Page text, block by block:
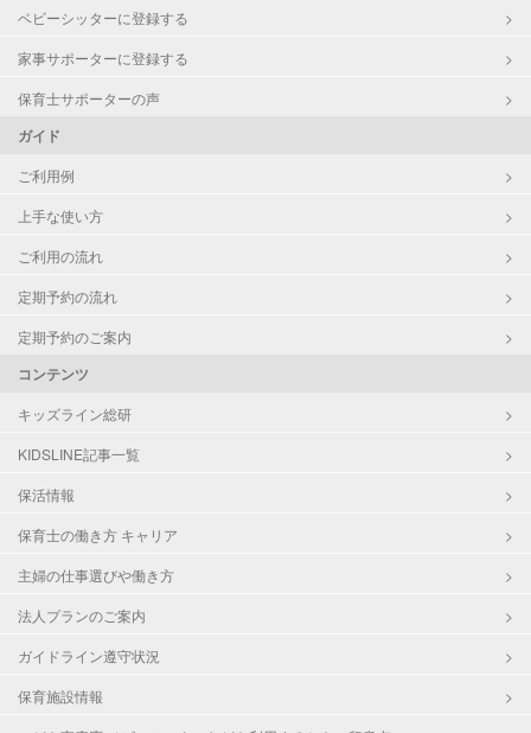
ベビーシッターに登録する
家事サポーターに登録する
保育士サポーターの声
ガイド
ご利用例
上手な使い方
ご利用の流れ
定期予約の流れ
定期予約のご案内
コンテンツ
キッズライン総研
KIDSLINE記事一覧
保活情報
保育士の働き方 キャリア
主婦の仕事選びや働き方
法人プランのご案内
ガイドライン遵守状況
保育施設情報